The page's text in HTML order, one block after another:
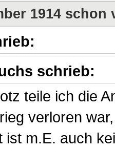
1914 schon
schrieb:
teile ich die
verloren
ist m.E. auch